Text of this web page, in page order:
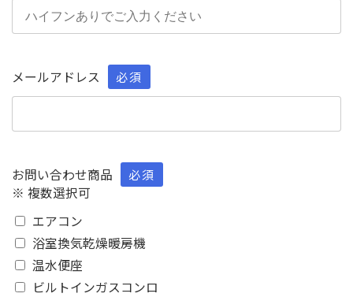
メールアドレス 必須
お問い合わせ商品 必須
※ 複数選択可
エアコン
浴室換気乾燥暖房機
温水便座
ビルトインガスコンロ